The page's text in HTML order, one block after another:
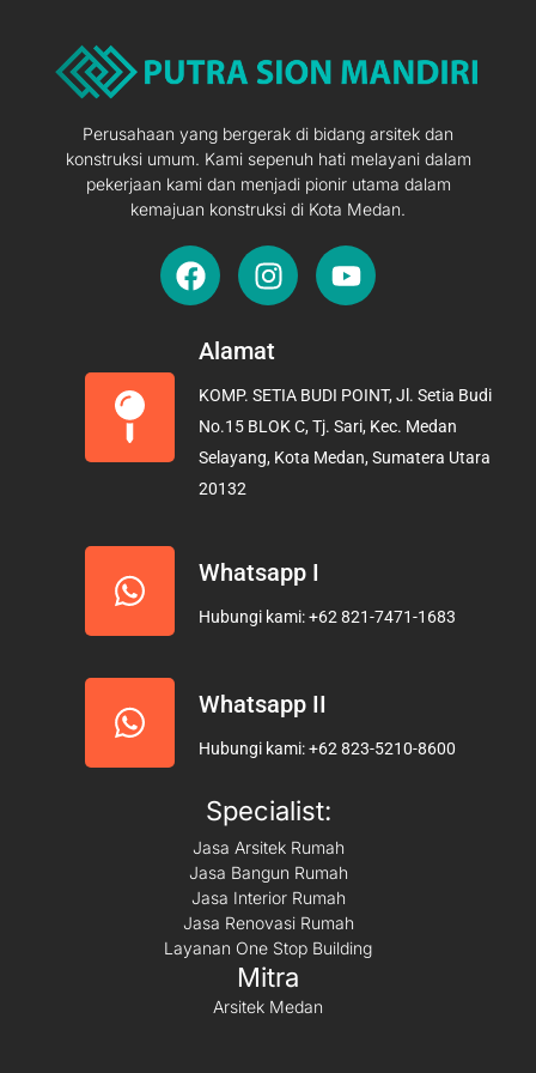
Perusahaan yang bergerak di bidang arsitek dan
konstruksi umum. Kami sepenuh hati melayani dalam
pekerjaan kami dan menjadi pionir utama dalam
kemajuan konstruksi di Kota Medan.
F
a
e
o
o
k
I
n
t
g
r
a
Y
o
b
e
Alamat
KOMP. SETIA BUDI POINT, Jl. Setia Budi
No.15 BLOK C, Tj. Sari, Kec. Medan
Selayang, Kota Medan, Sumatera Utara
20132
Whatsapp I
Hubungi kami: +62 821-7471-1683
Whatsapp II
Hubungi kami: +62 823-5210-8600
Specialist:
Jasa Arsitek Rumah
Jasa Bangun Rumah
Jasa Interior Rumah
Jasa Renovasi Rumah
Layanan One Stop Building
Mitra
Arsitek Medan